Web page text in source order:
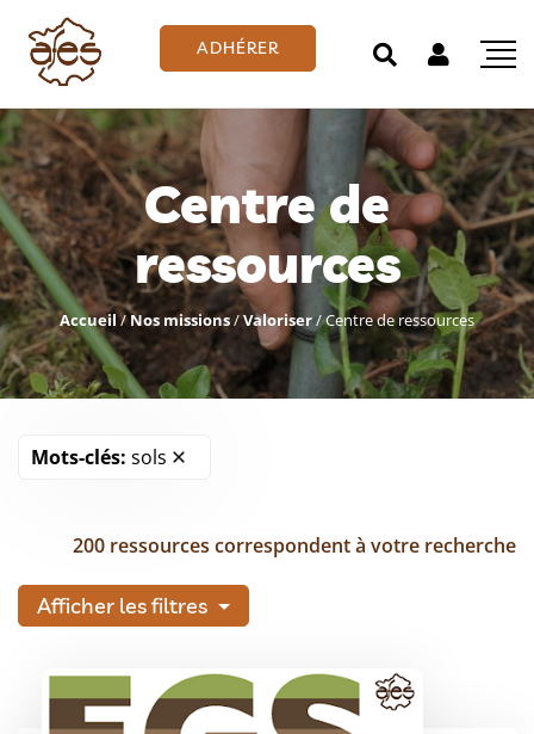
ADHÉRER
Centre de
ressources
Accueil/Nos missions/Valoriser/Centre de ressources
Mots-clés: sols
200 ressources correspondent à votre recherche
Afficher les filtres